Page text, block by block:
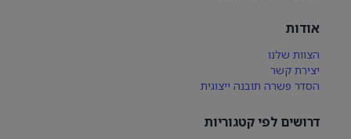
אודות
הצוות שלנו
יצירת קשר
הסדר פשרה תובנה ייצוגית
דרושים לפי קטגוריות